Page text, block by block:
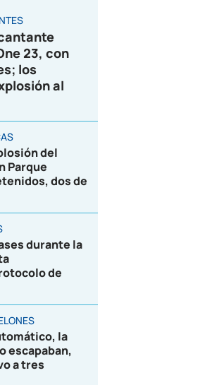
23, con
los
al
del
Parque
dos de
durante la
de
la
escapaban,
a tres